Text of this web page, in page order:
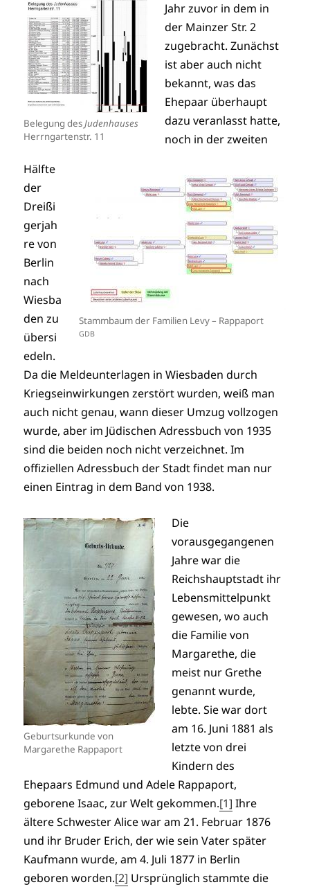
Belegung desJudenhauses
Herrngartenstr. 11
Stammbaum der Familien Levy – Rappaport
GDB
Jahr zuvor in dem in
der Mainzer Str. 2
zugebracht. Zunächst
ist aber auch nicht
bekannt, was das
Ehepaar überhaupt
dazu veranlasst hatte,
noch in der zweiten
Hälfte
der
Dreißi
gerjah
re von
Berlin
nach
Wiesba
den zu
übersi
edeln.
Da die Meldeunterlagen in Wiesbaden durch
Kriegseinwirkungen zerstört wurden, weiß man
auch nicht genau, wann dieser Umzug vollzogen
wurde, aber im Jüdischen Adressbuch von 1935
sind die beiden noch nicht verzeichnet. Im
offiziellen Adressbuch der Stadt findet man nur
einen Eintrag in dem Band von 1938.
Geburtsurkunde von
Margarethe Rappaport
Die
vorausgegangenen
Jahre war die
Reichshauptstadt ihr
Lebensmittelpunkt
gewesen, wo auch
die Familie von
Margarethe, die
meist nur Grethe
genannt wurde,
lebte. Sie war dort
am 16. Juni 1881 als
letzte von drei
Kindern des
Ehepaars Edmund und Adele Rappaport,
geborene Isaac, zur Welt gekommen.[1] Ihre
ältere Schwester Alice war am 21. Februar 1876
und ihr Bruder Erich, der wie sein Vater später
Kaufmann wurde, am 4. Juli 1877 in Berlin
geboren worden.[2] Ursprünglich stammte die